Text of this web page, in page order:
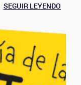
SEGUIR LEYENDO